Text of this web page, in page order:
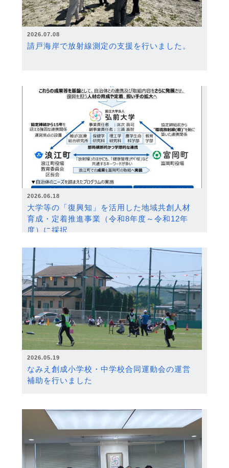
2026.07.08
請戸海岸で放射線測定の支援を行いました。
2026.06.18
大学等の「復興知」を活用した地域共創人材
育成・定着推進事業（令和8年度～令和12年
度）に採択
2026.05.19
なみえ創成小学校・中学校合同運動会の運営
補助を行いました